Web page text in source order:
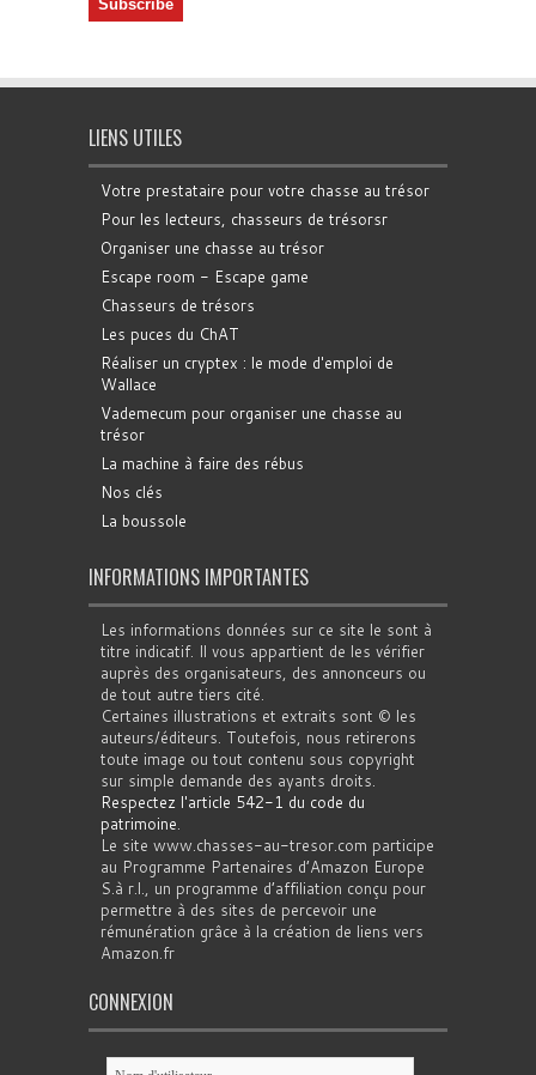
LIENS UTILES
Votre prestataire pour votre chasse au trésor
Pour les lecteurs, chasseurs de trésorsr
Organiser une chasse au trésor
Escape room - Escape game
Chasseurs de trésors
Les puces du ChAT
Réaliser un cryptex : le mode d'emploi de
Wallace
Vademecum pour organiser une chasse au
trésor
La machine à faire des rébus
Nos clés
La boussole
INFORMATIONS IMPORTANTES
Les informations données sur ce site le sont à
titre indicatif. Il vous appartient de les vérifier
auprès des organisateurs, des annonceurs ou
de tout autre tiers cité.
Certaines illustrations et extraits sont © les
auteurs/éditeurs. Toutefois, nous retirerons
toute image ou tout contenu sous copyright
sur simple demande des ayants droits.
Respectez l'article 542-1 du code du
patrimoine.
Le site www.chasses-au-tresor.com participe
au Programme Partenaires d’Amazon Europe
S.à r.l., un programme d’affiliation conçu pour
permettre à des sites de percevoir une
rémunération grâce à la création de liens vers
Amazon.fr
CONNEXION